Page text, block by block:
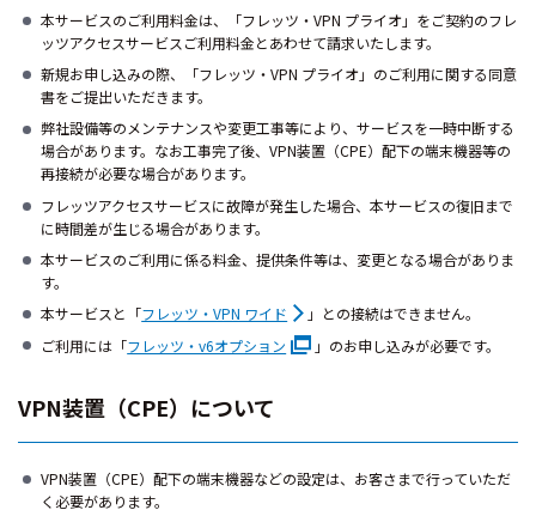
本サービスのご利用料金は、「フレッツ・VPN プライオ」をご契約のフレ
ッツアクセスサービスご利用料金とあわせて請求いたします。
新規お申し込みの際、「フレッツ・VPN プライオ」のご利用に関する同意
書をご提出いただきます。
弊社設備等のメンテナンスや変更工事等により、サービスを一時中断する
場合があります。なお工事完了後、VPN装置（CPE）配下の端末機器等の
再接続が必要な場合があります。
フレッツアクセスサービスに故障が発生した場合、本サービスの復旧まで
に時間差が生じる場合があります。
本サービスのご利用に係る料金、提供条件等は、変更となる場合がありま
す。
本サービスと「フレッツ・VPN ワイド
」との接続はできません。
ご利用には「フレッツ・v6オプション 」のお申し込みが必要です。
VPN装置（CPE）について
VPN装置（CPE）配下の端末機器などの設定は、お客さまで行っていただ
く必要があります。